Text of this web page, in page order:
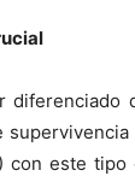
diferenciado
supervivencia
con este